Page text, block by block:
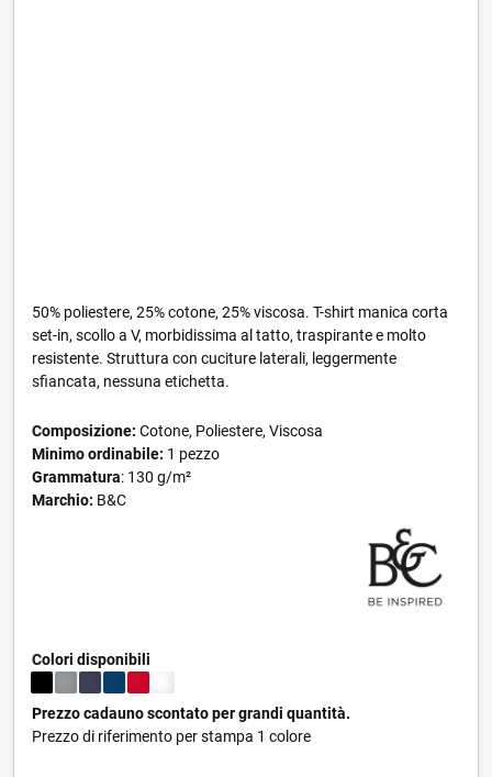
50% poliestere, 25% cotone, 25% viscosa. T-shirt manica corta
set-in, scollo a V, morbidissima al tatto, traspirante e molto
resistente. Struttura con cuciture laterali, leggermente
sfiancata, nessuna etichetta.
Composizione: Cotone, Poliestere, Viscosa
Minimo ordinabile: 1 pezzo
Grammatura: 130 g/m²
Marchio: B&C
Colori disponibili
Prezzo cadauno scontato per grandi quantità.
Prezzo di riferimento per stampa 1 colore